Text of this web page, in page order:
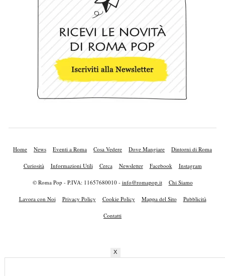
Home News Eventi a Roma Cosa Vedere Dove Mangiare Dintorni di Roma
Curiosità Informazioni Utili Cerca Newsletter Facebook Instagram
© Roma Pop - P.IVA: 11657680010 - info@romapop.it Chi Siamo
Lavora con Noi Privacy Policy Cookie Policy Mappa del Sito Pubblicità
Contatti
X